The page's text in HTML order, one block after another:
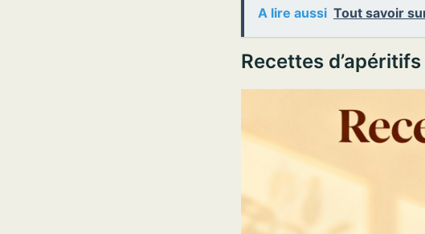
A lire aussi Tout savoir
Recettes d’apéritifs